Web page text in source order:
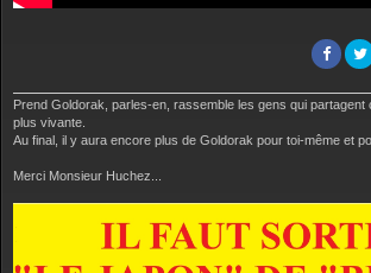
Prend Goldorak, parles-en, rassemble les gens qui partagent
plus vivante.
Au final, il y aura encore plus de Goldorak pour toi-même et
Merci Monsieur Huchez...